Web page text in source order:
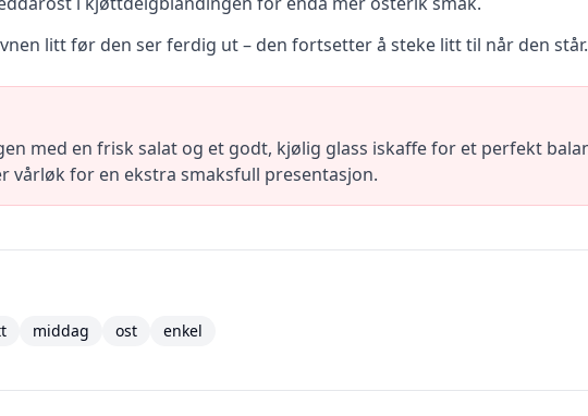
litt før den ser ferdig ut – den fortsetter å steke litt til når den står.
med en frisk salat og et godt, kjølig glass iskaffe for et perfekt
vårløk for en ekstra smaksfull presentasjon.
middag ost enkel